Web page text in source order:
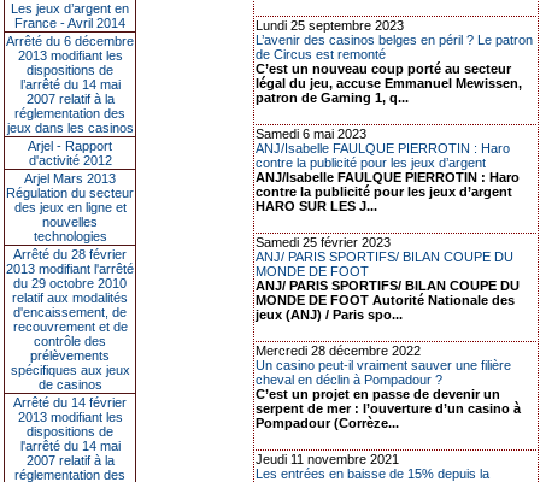
Les jeux d’argent en
France - Avril 2014
Arrêté du 6 décembre
2013 modifiant les
dispositions de
l’arrêté du 14 mai
2007 relatif à la
réglementation des
jeux dans les casinos
Arjel - Rapport
d'activité 2012
Arjel Mars 2013
Régulation du secteur
des jeux en ligne et
nouvelles
technologies
Arrêté du 28 février
2013 modifiant l'arrêté
du 29 octobre 2010
relatif aux modalités
d'encaissement, de
recouvrement et de
contrôle des
prélèvements
spécifiques aux jeux
de casinos
Arrêté du 14 février
2013 modifiant les
dispositions de
l'arrêté du 14 mai
2007 relatif à la
réglementation des
Lundi 25 septembre 2023
L’avenir des casinos belges en péril ? Le patron
de Circus est remonté
C’est un nouveau coup porté au secteur
légal du jeu, accuse Emmanuel Mewissen,
patron de Gaming 1, q...
Samedi 6 mai 2023
ANJ/Isabelle FAULQUE PIERROTIN : Haro
contre la publicité pour les jeux d’argent
ANJ/Isabelle FAULQUE PIERROTIN : Haro
contre la publicité pour les jeux d’argent
HARO SUR LES J...
Samedi 25 février 2023
ANJ/ PARIS SPORTIFS/ BILAN COUPE DU
MONDE DE FOOT
ANJ/ PARIS SPORTIFS/ BILAN COUPE DU
MONDE DE FOOT Autorité Nationale des
jeux (ANJ) / Paris spo...
Mercredi 28 décembre 2022
Un casino peut-il vraiment sauver une filière
cheval en déclin à Pompadour ?
C’est un projet en passe de devenir un
serpent de mer : l’ouverture d’un casino à
Pompadour (Corrèze...
Jeudi 11 novembre 2021
Les entrées en baisse de 15% depuis la